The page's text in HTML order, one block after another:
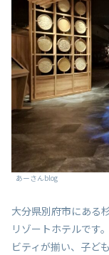
あーさんblog
大分県別府市にある
リゾートホテルです
ビティが揃い、子ど